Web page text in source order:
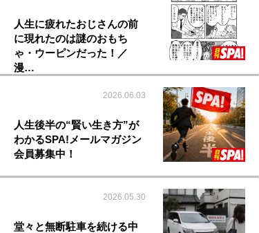
人生に疲れたおじさんの前
に現れたのは謎のおもち
ゃ・ウーピンだった！／
漫…
2026.06.03
人生後半の“賢い生き方”が
わかるSPA!メールマガジン
会員募集中！
2026.05.30
堂々と無断駐車を続ける中